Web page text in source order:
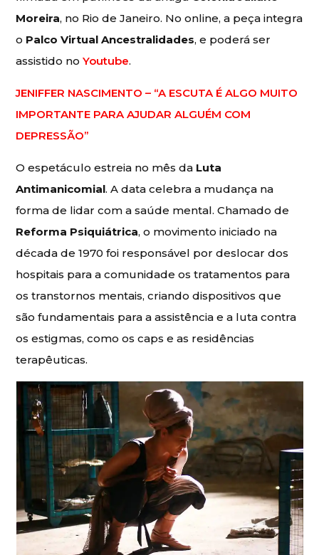
Moreira, no Rio de Janeiro. No online, a peça integra
o Palco Virtual Ancestralidades, e poderá ser
assistido noYoutube.
JENIFFER NASCIMENTO – “A ESCUTA É ALGO MUITO
IMPORTANTE PARA AJUDAR ALGUÉM COM
DEPRESSÃO”
O espetáculo estreia no mês da Luta
Antimanicomial. A data celebra a mudança na
forma de lidar com a saúde mental. Chamado de
Reforma Psiquiátrica, o movimento iniciado na
década de 1970 foi responsável por deslocar dos
hospitais para a comunidade os tratamentos para
os transtornos mentais, criando dispositivos que
são fundamentais para a assistência e a luta contra
os estigmas, como os caps e as residências
terapêuticas.